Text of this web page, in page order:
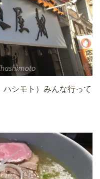
シモト）みんな行って